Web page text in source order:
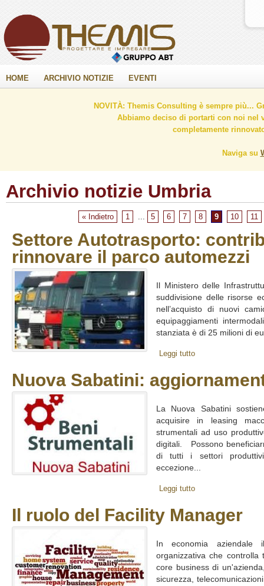
HOME ARCHIVIO NOTIZIE EVENTI
NOVITÀ: Themis Consulting è sempre più...
Abbiamo deciso di portarti con noi nel
completamente
Naviga su
Archivio notizie Umbria
« Indietro 1 ... 5 6 7 8 9 10 11
Settore Autotrasporto:
rinnovare il parco automezzi
Il Ministero delle
suddivisione delle risorse
nell’acquisto di nuovi
equipaggiamenti
stanziata è di 25 milioni di
Leggi tutto
Nuova Sabatini:
La Nuova Sabatini
acquisire in leasing
strumentali ad uso
digitali. Possono
di tutti i settori
eccezione...
Leggi tutto
Il ruolo del Facility Manager
In economia aziendale
organizzativa che
core business di
sicurezza,